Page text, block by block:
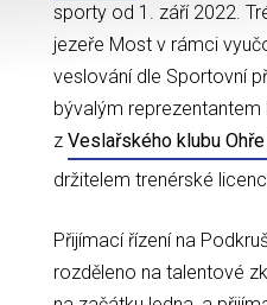
sporty od 1. září 2022.
jezeře Most v rámci
veslování dle Sportovní
bývalým reprezentantem
z Veslařského klubu
držitelem trenérské
Přijímací řízení na
rozděleno na talentové